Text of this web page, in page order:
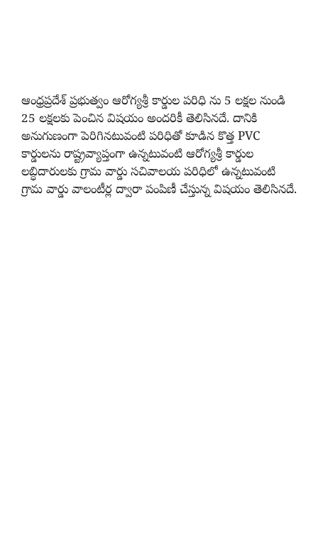
ఆంధ్రప్రదేశ్ ప్రభుత్వం ఆరోగ్యశ్రీ కార్డుల పరిధి ను 5 లక్షల నుండి
25 లక్షలకు పెంచిన విషయం అందరికీ తెలిసినదే. దానికి
అనుగుణంగా పెరిగినటువంటి పరిధితో కూడిన కొత్త PVC
కార్డులను రాష్ట్రవ్యాప్తంగా ఉన్నటువంటి ఆరోగ్యశ్రీ కార్డుల
లబ్ధిదారులకు గ్రామ వార్డు సచివాలయ పరిధిలో ఉన్నటువంటి
గ్రామ వార్డు వాలంటీర్ల ద్వారా పంపిణీ చేస్తున్న విషయం తెలిసినదే.